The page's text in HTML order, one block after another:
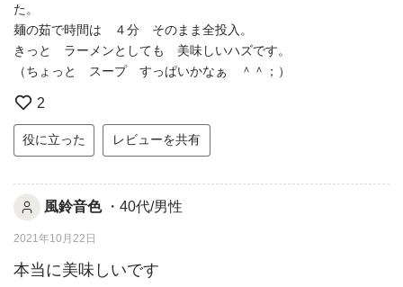
た。
麺の茹で時間は ４分 そのまま全投入。
きっと ラーメンとしても 美味しいハズです。
（ちょっと スープ すっぱいかなぁ ＾＾；）
2
役に立った レビューを共有
風鈴音色 ・40代/男性
2021年10月22日
本当に美味しいです